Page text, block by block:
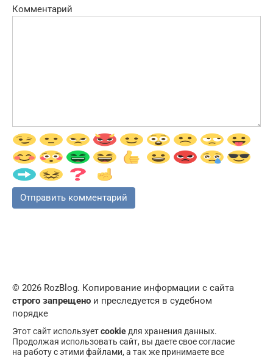
Комментарий
© 2026 RozBlog. Копирование информации с сайта
строго запрещено и преследуется в судебном
порядке
Этот сайт используетcookie для хранения данных.
Продолжая использовать сайт, вы даете свое согласие
на работу с этими файлами, а так же принимаете все